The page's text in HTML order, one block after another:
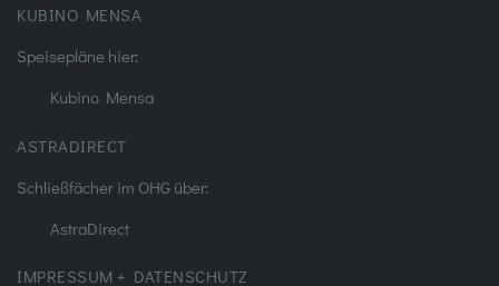
KUBINO MENSA
Speisepläne hier:
Kubino Mensa
ASTRADIRECT
Schließfächer im OHG über:
AstraDirect
IMPRESSUM + DATENSCHUTZ